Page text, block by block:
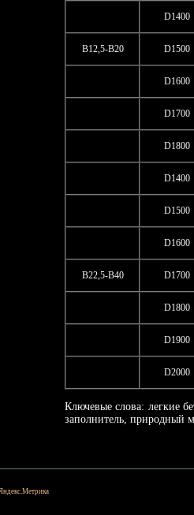
D1400
В12,5-В20 D1500
D1600
D1700
D1800
D1400
D1500
D1600
В22,5-В40 D1700
D1800
D1900
D2000
Ключевые слова: легкие
заполнитель, природный